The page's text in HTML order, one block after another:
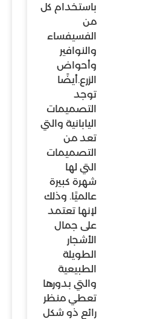
باستخدام كل
من
الفسيفساء
والنوافير
وأحواض
الزرع.أيضًا
توجد
التصميمات
اليابانية والتي
تعد من
التصميمات
التي لها
شهرة كبيرة
عالميًا. وذلك
لإنها تعتمد
على جمال
الأشجار
الطويلة
الطبيعية
والتي بدورها
تعطي منظر
رائع ذو شكل